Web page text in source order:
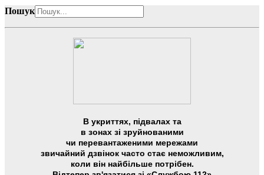
Пошук
В укриттях, підвалах та
в зонах зі зруйнованими
чи перевантаженими мережами
звичайний дзвінок часто стає неможливим,
коли він найбільше потрібен.